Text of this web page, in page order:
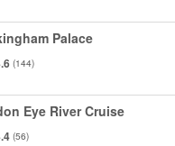
Palace
(144)
Eye River Cruise
(56)